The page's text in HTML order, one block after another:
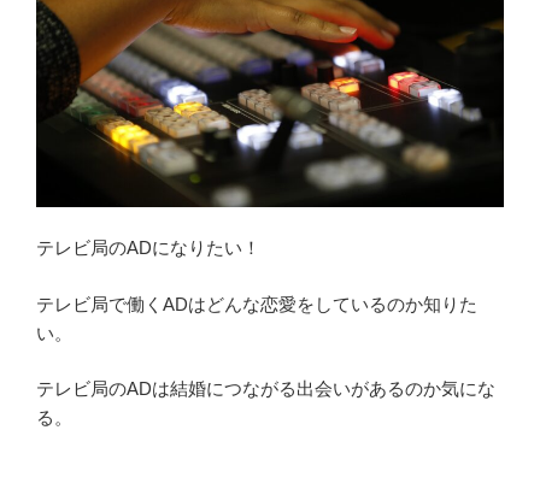
え
る
員
向
い
い
る
テレビ局のADになりたい！
テレビ局で働くADはどんな恋愛をしているのか知りた
い。
テレビ局のADは結婚につながる出会いがあるのか気にな
る。